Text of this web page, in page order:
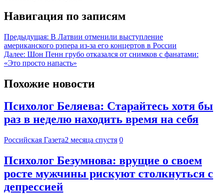
Навигация по записям
Предыдущая: В Латвии отменили выступление
американского рэпера из-за его концертов в России
Далее: Шон Пенн грубо отказался от снимков с фанатами:
«Это просто напасть»
Похожие новости
Психолог Беляева: Старайтесь хотя бы
раз в неделю находить время на себя
Российская Газета2 месяца спустя 0
Психолог Безумнова: врущие о своем
росте мужчины рискуют столкнуться с
депрессией